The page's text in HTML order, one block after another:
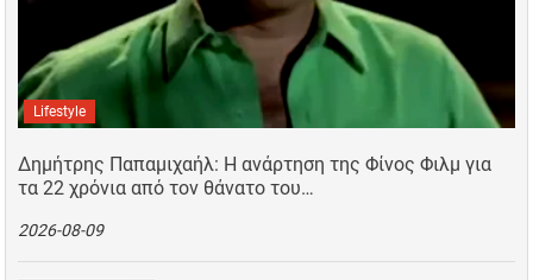
Lifestyle
Δημήτρης Παπαμιχαήλ: Η ανάρτηση της Φίνος Φιλμ για
τα 22 χρόνια από τον θάνατο του…
2026-08-09